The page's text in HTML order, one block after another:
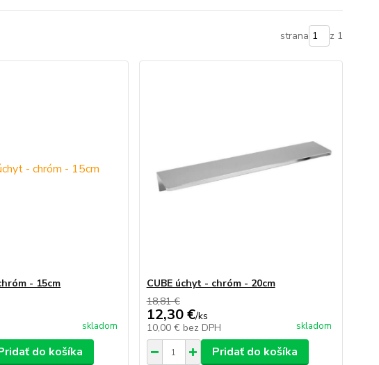
strana z 1
- 15cm
skladom
do košíka
CUBE úchyt - chróm - 20cm
18,81 €
12,30 €/ks
10,00 € bez DPH skladom
Pridať do košíka